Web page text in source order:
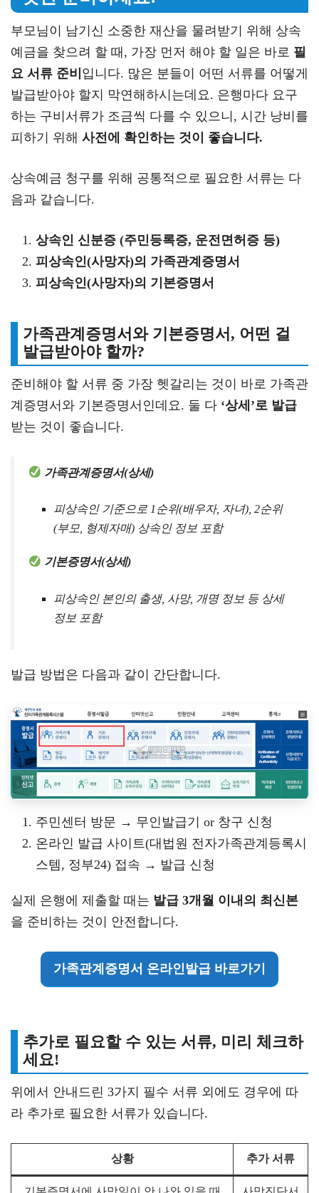
부모님이 남기신 소중한 재산을 물려받기 위해 상속
예금을 찾으려 할 때, 가장 먼저 해야 할 일은 바로 필
요 서류 준비 입니다. 많은 분들이 어떤 서류를 어떻게
발급받아야 할지 막연해하시는데요. 은행마다 요구
하는 구비서류가 조금씩 다를 수 있으니, 시간 낭비를
피하기 위해 사전에 확인하는 것이 좋습니다.
상속예금 청구를 위해 공통적으로 필요한 서류는 다
음과 같습니다.
상속인 신분증 (주민등록증, 운전면허증 등)
피상속인(사망자)의 가족관계증명서
피상속인(사망자)의 기본증명서
가족관계증명서와 기본증명서, 어떤 걸
발급받아야 할까?
준비해야 할 서류 중 가장 헷갈리는 것이 바로 가족관
계증명서와 기본증명서인데요. 둘 다 ‘상세’로 발급
받는 것이 좋습니다.
가족관계증명서(상세)
피상속인 기준으로 1순위(배우자, 자녀), 2순위
(부모, 형제자매) 상속인 정보 포함
기본증명서(상세)
피상속인 본인의 출생, 사망, 개명 정보 등 상세
정보 포함
발급 방법은 다음과 같이 간단합니다.
주민센터 방문 → 무인발급기 or 창구 신청
온라인 발급 사이트(대법원 전자가족관계등록시
스템, 정부24) 접속 → 발급 신청
실제 은행에 제출할 때는 발급 3개월 이내의 최신본
을 준비하는 것이 안전합니다.
가족관계증명서 온라인발급 바로가기
추가로 필요할 수 있는 서류, 미리 체크하
세요!
위에서 안내드린 3가지 필수 서류 외에도 경우에 따
라 추가로 필요한 서류가 있습니다.
상황 추가 서류